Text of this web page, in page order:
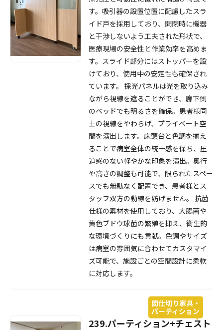
す。吸引器の設置位置に配慮したスラ
イド戸を採用しており、開閉時に機器
と干渉しないよう工夫された形状で、
医療現場の安全性と作業効率を高めま
す。スライド部分にはストッパーを設
けており、使用中の安定性も確保され
ています。 採光パネルは光を取り込み
ながら視線を遮ることができ、廊下側
のベッドでも明るさを確保。患者様同
士の視線をやわらげ、プライベート空
間を演出します。床頭台と色調を揃え
ることで病室全体の統一感を保ち、圧
迫感のない軽やかな印象を演出。奥行
や高さの調整も可能で、限られたスペー
スでも無駄なく配置でき、患者様とス
タッフ双方の動線を妨げません。 抗菌
仕様の素材を使用しており、大腸菌や
黄色ブドウ球菌の繁殖を抑え、衛生的
な環境づくりにも貢献。色調やサイズ
は病室の雰囲気に合わせてカスタマイ
ズ可能で、施設ごとの空間設計に柔軟
に対応します。
間仕切り家具・
パーティション
239.パーティション+チェスト